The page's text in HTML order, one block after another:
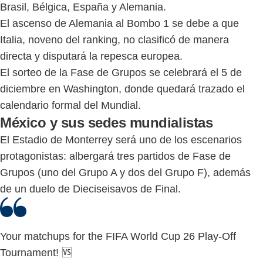
Brasil, Bélgica, España y Alemania.
El ascenso de Alemania al Bombo 1 se debe a que
Italia, noveno del ranking, no clasificó de manera
directa y disputará la repesca europea.
El sorteo de la Fase de Grupos se celebrará el 5 de
diciembre en Washington, donde quedará trazado el
calendario formal del Mundial.
México y sus sedes mundialistas
El Estadio de Monterrey será uno de los escenarios
protagonistas: albergará tres partidos de Fase de
Grupos (uno del Grupo A y dos del Grupo F), además
de un duelo de Dieciseisavos de Final.
Your matchups for the FIFA World Cup 26 Play-Off
Tournament! 🆚